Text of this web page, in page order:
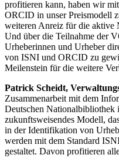
profitieren kann, haben wir
ORCID in unser Preismodell
weiteren Anreiz für die aktive
Und über die Teilnahme der
Urheberinnen und Urheber
von ISNI und ORCID zu
Meilenstein für die weitere
Patrick Scheidt,
Zusammenarbeit mit dem
Deutschen
zukunftsweisendes Modell,
in der Identifikation von
werden mit dem Standard
gestaltet. Davon profitieren